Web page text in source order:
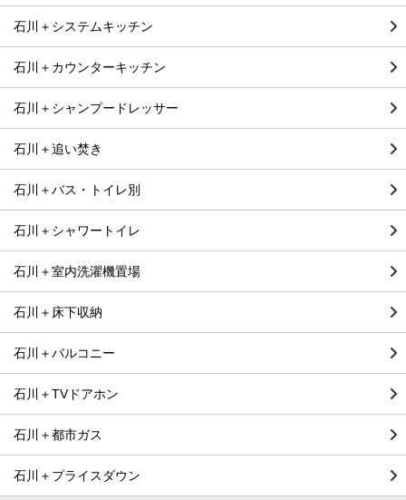
石川＋システムキッチン
石川＋カウンターキッチン
石川＋シャンプードレッサー
石川＋追い焚き
石川＋バス・トイレ別
石川＋シャワートイレ
石川＋室内洗濯機置場
石川＋床下収納
石川＋バルコニー
石川＋TVドアホン
石川＋都市ガス
石川＋プライスダウン